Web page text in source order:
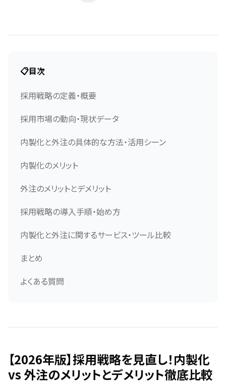
📋目次
採用戦略の定義・概要
採用市場の動向・現状データ
内製化と外注の具体的な方法・活用シーン
内製化のメリット
外注のメリットとデメリット
採用戦略の導入手順・始め方
内製化と外注に関するサービス・ツール比較
まとめ
よくある質問
【2026年版】採用戦略を見直し！内製化
vs 外注のメリットとデメリット徹底比較